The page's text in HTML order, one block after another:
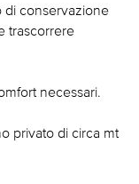
di conservazione
trascorrere
necessari.
privato di circa mt